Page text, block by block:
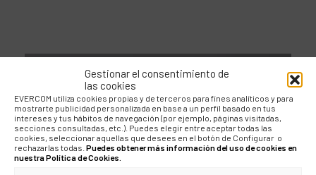
Gestionar el consentimiento de
las cookies
EVERCOM utiliza cookies propias y de terceros para fines analíticos y para
mostrarte publicidad personalizada en base a un perfil basado en tus
intereses y tus hábitos de navegación (por ejemplo, páginas visitadas,
secciones consultadas, etc.). Puedes elegir entre aceptar todas las
cookies, seleccionar aquellas que desees en el botón de Configurar o
rechazarlas todas. Puedes obtener más información del uso de cookies en
nuestra Política de Cookies.
Los pilares del
marketing para el gran
consumo